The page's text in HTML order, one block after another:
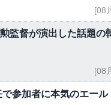
[08
監督が演出した話題の
[08
参加者に本気のエール